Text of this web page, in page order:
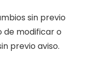
sin previo
de modificar o
previo aviso.